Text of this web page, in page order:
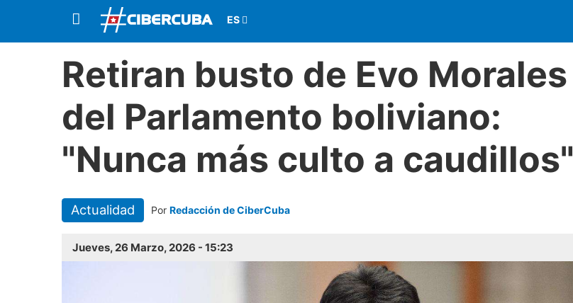
Retiran busto de Evo Morales
del Parlamento boliviano:
"Nunca más culto a caudillos"
Actualidad Por Redacción de CiberCuba
Jueves, 26 Marzo, 2026 - 15:23